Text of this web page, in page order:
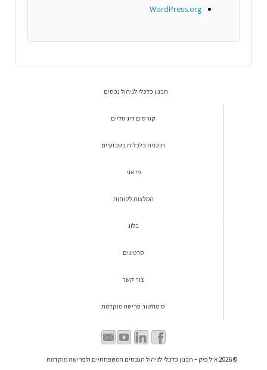
WordPress.org
תכנון כלכלי לניהול נכסים
קורסים דיגיטליים
תוכנית כלכלית בשבועיים
מי אני
המלצות לקוחות
בלוג
סרטונים
צור קשר
סימולטור פרישה מוקדמת
© 2026 איל פיק – תכנון כלכלי לניהול הנכסים המשפחתיים ולפרישה מוקדמת